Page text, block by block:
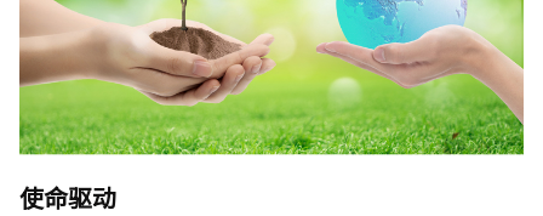
使命驱动